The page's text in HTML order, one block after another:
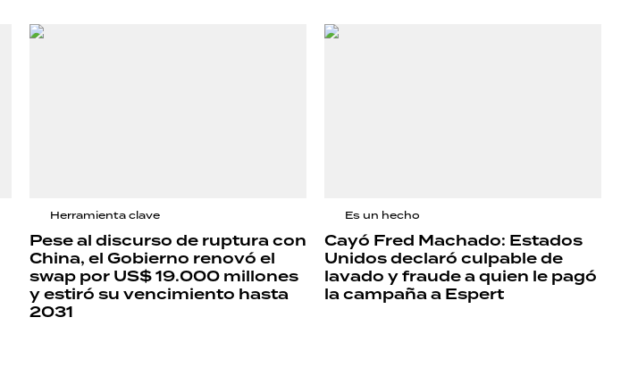
Herramienta clave
Pese al discurso de ruptura con
China, el Gobierno renovó el
swap por US$ 19.000 millones
y estiró su vencimiento hasta
2031
Es un hecho
Cayó Fred Machado: Estados
Unidos declaró culpable de
lavado y fraude a quien le pagó
la campaña a Espert